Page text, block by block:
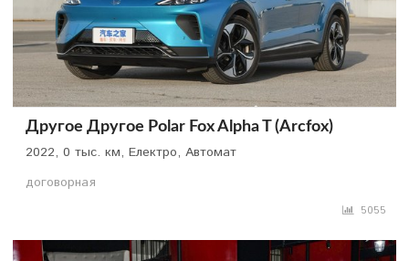
Другое Другое Polar Fox Alpha T (Arcfox)
2022, 0 тыс. км, Електро, Автомат
договорная
5055